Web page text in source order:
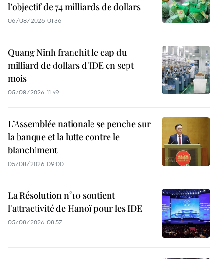
l’objectif de 74 milliards de dollars
06/08/2026 01:36
Quang Ninh franchit le cap du
milliard de dollars d'IDE en sept
mois
05/08/2026 11:49
L’Assemblée nationale se penche sur
la banque et la lutte contre le
blanchiment
05/08/2026 09:00
La Résolution n°10 soutient
l'attractivité de Hanoï pour les IDE
05/08/2026 08:57